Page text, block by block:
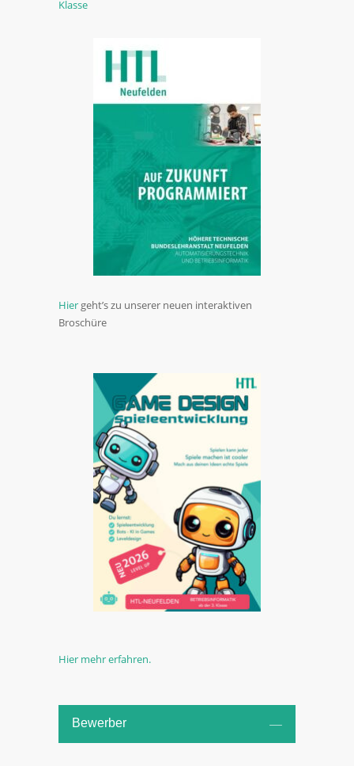
Klasse
Hier geht’s zu unserer neuen interaktiven
Broschüre
Hier mehr erfahren.
Bewerber